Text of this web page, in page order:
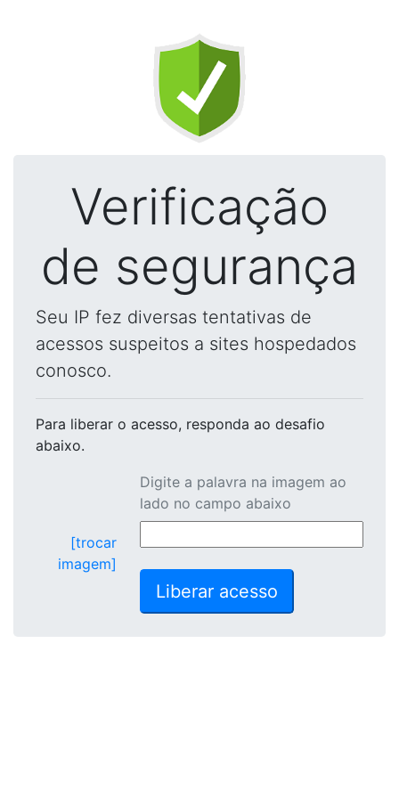
Verificação
de segurança
Seu IP fez diversas tentativas de
acessos suspeitos a sites hospedados
conosco.
Para liberar o acesso, responda ao desafio
abaixo.
[trocar
imagem]
Digite a palavra na imagem ao
lado no campo abaixo